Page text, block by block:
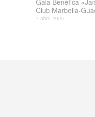
Club Marbella-
7 abril, 2025